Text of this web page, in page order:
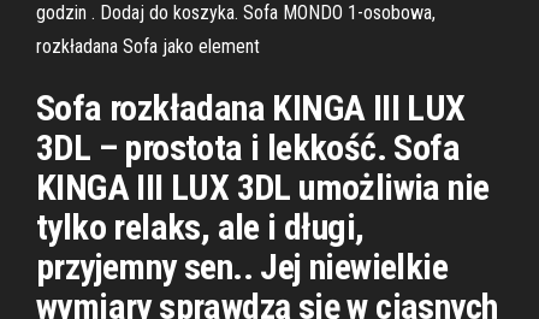
godzin . Dodaj do koszyka. Sofa MONDO 1-osobowa,
rozkładana Sofa jako element
Sofa rozkładana KINGA III LUX
3DL – prostota i lekkość. Sofa
KINGA III LUX 3DL umożliwia nie
tylko relaks, ale i długi,
przyjemny sen.. Jej niewielkie
wymiary sprawdzą się w ciasnych